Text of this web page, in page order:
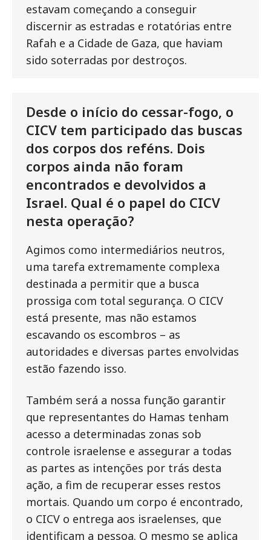
estavam começando a conseguir
discernir as estradas e rotatórias entre
Rafah e a Cidade de Gaza, que haviam
sido soterradas por destroços.
Desde o início do cessar-fogo, o
CICV tem participado das buscas
dos corpos dos reféns. Dois
corpos ainda não foram
encontrados e devolvidos a
Israel. Qual é o papel do CICV
nesta operação?
Agimos como intermediários neutros,
uma tarefa extremamente complexa
destinada a permitir que a busca
prossiga com total segurança. O CICV
está presente, mas não estamos
escavando os escombros – as
autoridades e diversas partes envolvidas
estão fazendo isso.
Também será a nossa função garantir
que representantes do Hamas tenham
acesso a determinadas zonas sob
controle israelense e assegurar a todas
as partes as intenções por trás desta
ação, a fim de recuperar esses restos
mortais. Quando um corpo é encontrado,
o CICV o entrega aos israelenses, que
identificam a pessoa. O mesmo se aplica